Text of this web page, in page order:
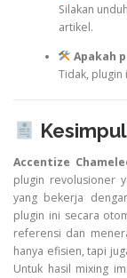
Silakan
artikel.
Apakah
Tidak,
Accentize
plugin revolusioner
yang bekerja
plugin ini secara
referensi dan
hanya efisien, tapi
Untuk hasil mixing